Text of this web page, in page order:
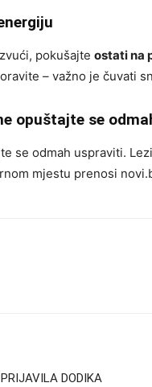
pokušajte ostati na
– važno je čuvati
opuštajte se
se odmah uspraviti.
mjestu prenosi
DODIKA